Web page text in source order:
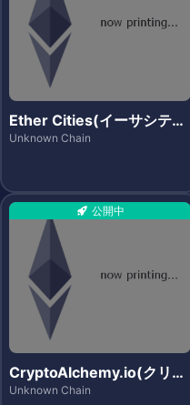
Ether Cities(イーサシティ
ーズ)
Unknown Chain
公開中
CryptoAlchemy.io(クリプ
トアルケミー)
Unknown Chain